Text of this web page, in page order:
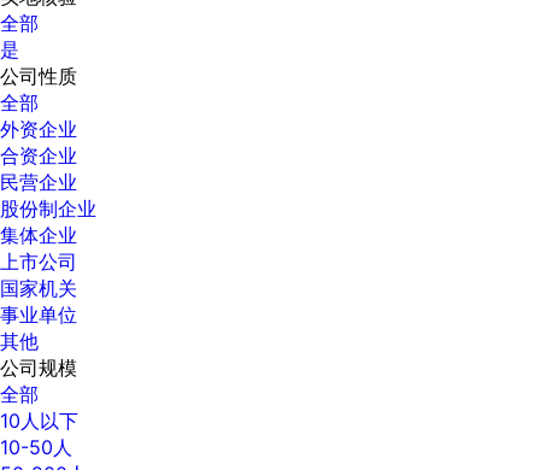
全部
是
公司性质
全部
外资企业
合资企业
民营企业
股份制企业
集体企业
上市公司
国家机关
事业单位
其他
公司规模
全部
10人以下
10-50人